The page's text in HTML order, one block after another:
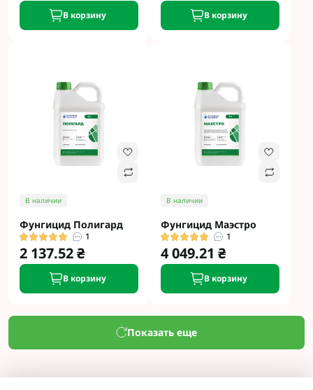
В корзину В корзину
В наличии
Фунгицид Полигард
1
2 137.52 ₴
В корзину
В наличии
Фунгицид Маэстро
1
4 049.21 ₴
В корзину
Показать еще